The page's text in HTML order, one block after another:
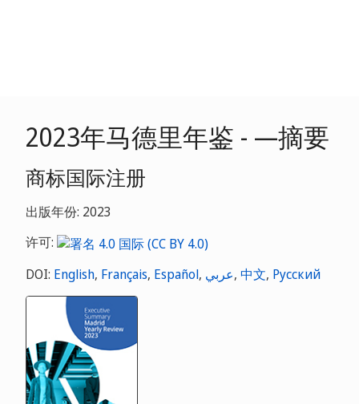
2023年马德里年鉴 - —摘要
商标国际注册
出版年份: 2023
许可:
DOI: English, Français, Español, عربي, 中文, Русский